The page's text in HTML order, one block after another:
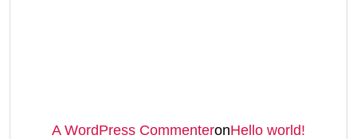
A WordPress CommenteronHello world!